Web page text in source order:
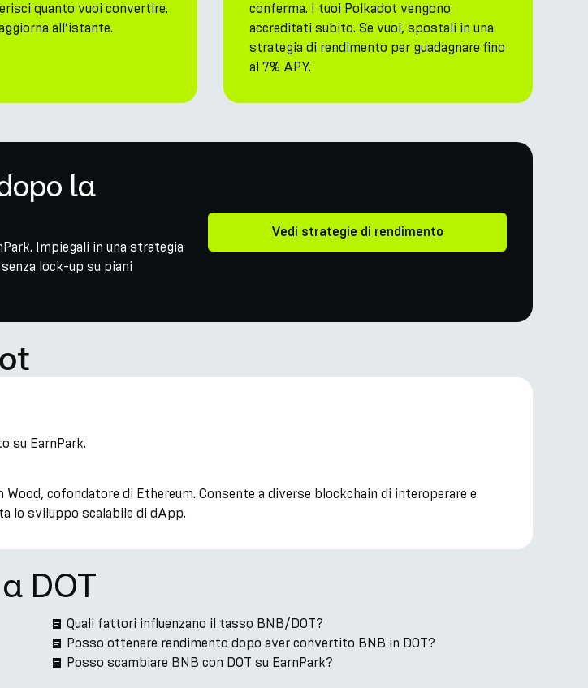
quanto vuoi convertire.
all’istante.
conferma. I tuoi Polkadot vengono
accreditati subito. Se vuoi, spostali in una
strategia di rendimento per guadagnare fino
al 7% APY.
la
Impiegali in una strategia
lock-up su piani
Vedi strategie di rendimento
su EarnPark.
cofondatore di Ethereum. Consente a diverse blockchain di interoperare e
lo sviluppo scalabile di dApp.
DOT
Quali fattori influenzano il tasso BNB/DOT?
Posso ottenere rendimento dopo aver convertito BNB in DOT?
Posso scambiare BNB con DOT su EarnPark?